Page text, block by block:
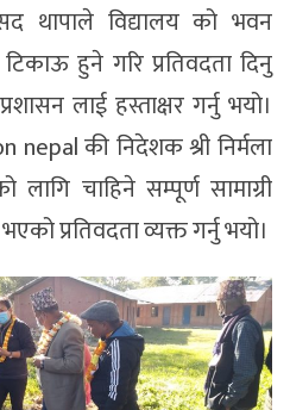
थापाले विद्यालय को भवन
हुने गरि प्रतिवदता दिनु
लाई हस्ताक्षर गर्नु भयो।
nepal की निदेशक श्री निर्मला
चाहिने सम्पूर्ण सामाग्री
प्रतिवदता व्यक्त गर्नु भयो।